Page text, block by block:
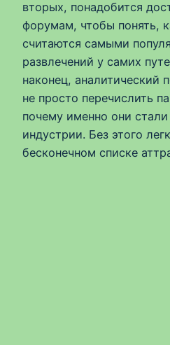
вторых, понадобится
форумам, чтобы понять,
считаются самыми
развлечений у самих
наконец, аналитический
не просто перечислить
почему именно они
индустрии. Без этого
бесконечном списке